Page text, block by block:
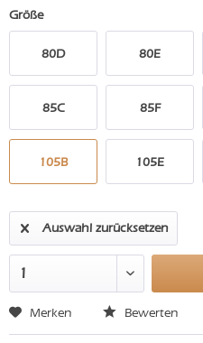
Größe
80D 80E
85C 85F
105B 105E
Auswahl zurücksetzen
Merken Bewerten